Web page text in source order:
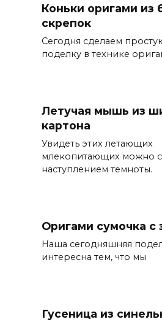
Коньки оригами из
скрепок
Сегодня сделаем
поделку в технике
Летучая мышь из
картона
Увидеть этих летающих
млекопитающих можно с
наступлением темноты.
Оригами сумочка с
Наша сегодняшняя
интересна тем, что мы
Гусеница из